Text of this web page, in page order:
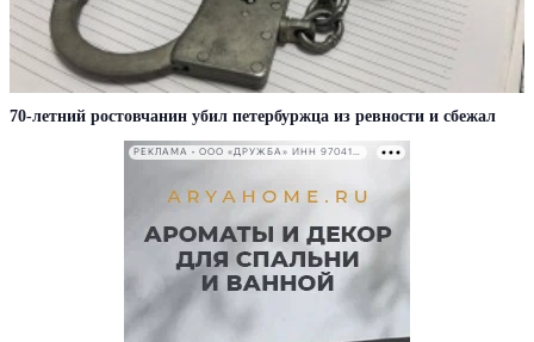
70-летний ростовчанин убил петербуржца из ревности и сбежал
РЕКЛАМА • ООО «ДРУЖБА» ИНН 9704146411